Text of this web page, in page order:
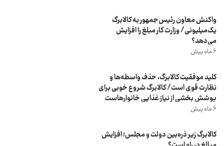
واکنش معاون رئیس‌جمهور به کالابرگ
یک‌میلیونی/ وزارت کار مبلغ را افزایش
می‌دهد؟
6 ماه پیش
کلید موفقیت کالابرگ، حذف واسطه‌‌ها و
نظارت قوی است/ کالابرگ شروع خوبی برای
پوشش بخشی از نیاز غذایی خانوارهاست
6 ماه پیش
کالابرگ زیر ذره‌بین دولت و مجلس؛ افزایش